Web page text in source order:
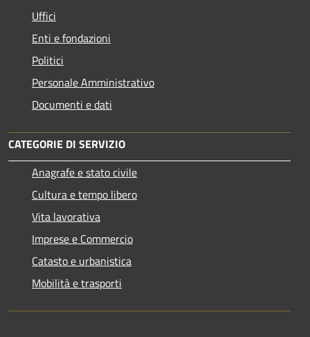
Uffici
Enti e fondazioni
Politici
Personale Amministrativo
Documenti e dati
CATEGORIE DI SERVIZIO
Anagrafe e stato civile
Cultura e tempo libero
Vita lavorativa
Imprese e Commercio
Catasto e urbanistica
Mobilità e trasporti